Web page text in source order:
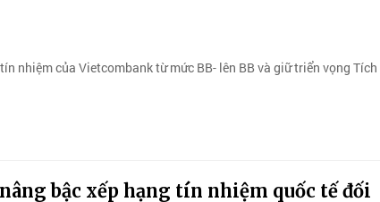
nhiệm của Vietcombank từ mức BB- lên BB và giữ triển vọng Tích
bậc xếp hạng tín nhiệm quốc tế đối